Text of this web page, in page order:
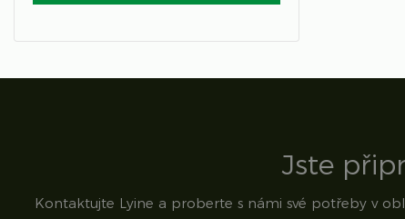
Jste
Kontaktujte Lyine a proberte s námi své potřeby v